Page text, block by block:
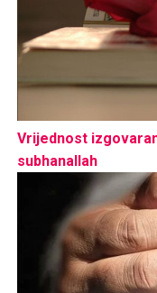
Vrijednost
subhanallah